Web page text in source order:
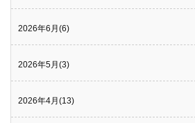
2026年6月(6)
2026年5月(3)
2026年4月(13)